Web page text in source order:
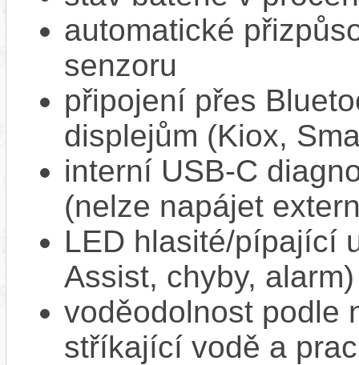
automatické
senzoru
připojení přes
displejům (Kiox,
interní USB‑C
(nelze napájet
LED hlasité/pípající
Assist, chyby, alarm)
voděodolnost podle
stříkající vodě a